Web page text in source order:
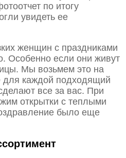
по итогу
увидеть ее
женщин с праздниками
Особенно если они живут
Мы возьмем это на
для каждой подходящий
все за вас. При
открытки с теплыми
было еще